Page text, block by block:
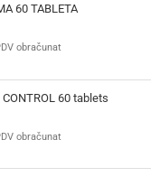
60 TABLETA
obračunat
60 tablets
obračunat